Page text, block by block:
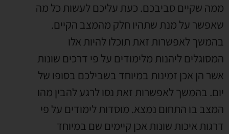
ממה שקיים סביבכם. כעת עליכם לעשות כל מה
שאפשר על מנת שתהיו חלק מהמצב הקיים.
בהמשך לאפשרות זאת תוכלו להיות אלו
המסוגלים ליהנות מלימודים על פי דרכים שונות
אשר הן אכן זמינות במיוחד בשבילכם בסופו של
יום. בהמשך לאפשרות זאת נסו לרגע להבין מהו
המצב בו התחום נמצא. מוסדות לימודים על פי
דרגות איכות שונות אכן קיימים שם במיוחד